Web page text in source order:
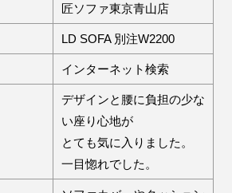
匠ソファ東京青山店
LD SOFA 別注W2200
インターネット検索
デザインと腰に負担の少な
い座り心地が
とても気に入りました。
一目惚れでした。